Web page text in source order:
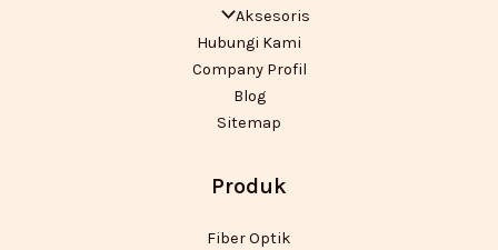
Aksesoris
Hubungi Kami
Company Profil
Blog
Sitemap
Produk
Fiber Optik